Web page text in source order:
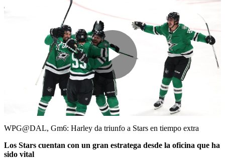
Play
Video
WPG@DAL, Gm6: Harley da triunfo a Stars en tiempo extra
Los Stars cuentan con un gran estratega desde la oficina que ha
sido vital